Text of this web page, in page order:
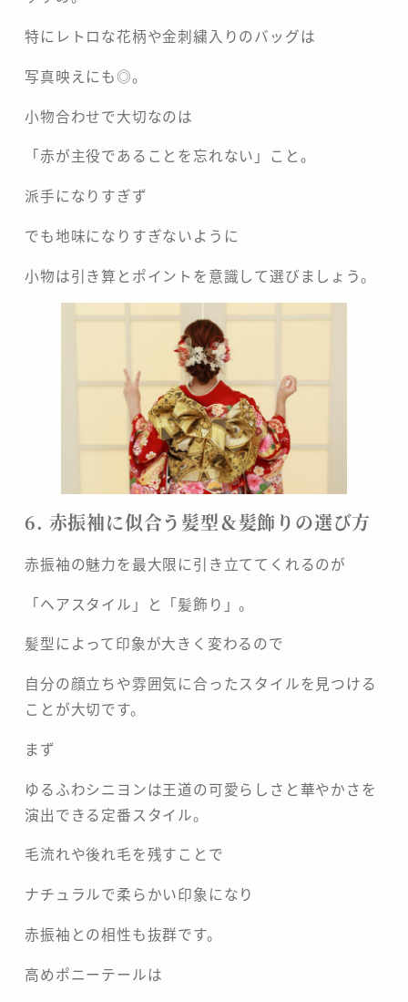
特にレトロな花柄や金刺繍入りのバッグは
写真映えにも◎。
小物合わせで大切なのは
「赤が主役であることを忘れない」こと。
派手になりすぎず
でも地味になりすぎないように
小物は引き算とポイントを意識して選びましょう。
6. 赤振袖に似合う髪型＆髪飾りの選び方
赤振袖の魅力を最大限に引き立ててくれるのが
「ヘアスタイル」と「髪飾り」。
髪型によって印象が大きく変わるので
自分の顔立ちや雰囲気に合ったスタイルを見つける
ことが大切です。
まず
ゆるふわシニヨンは王道の可愛らしさと華やかさを
演出できる定番スタイル。
毛流れや後れ毛を残すことで
ナチュラルで柔らかい印象になり
赤振袖との相性も抜群です。
高めポニーテールは